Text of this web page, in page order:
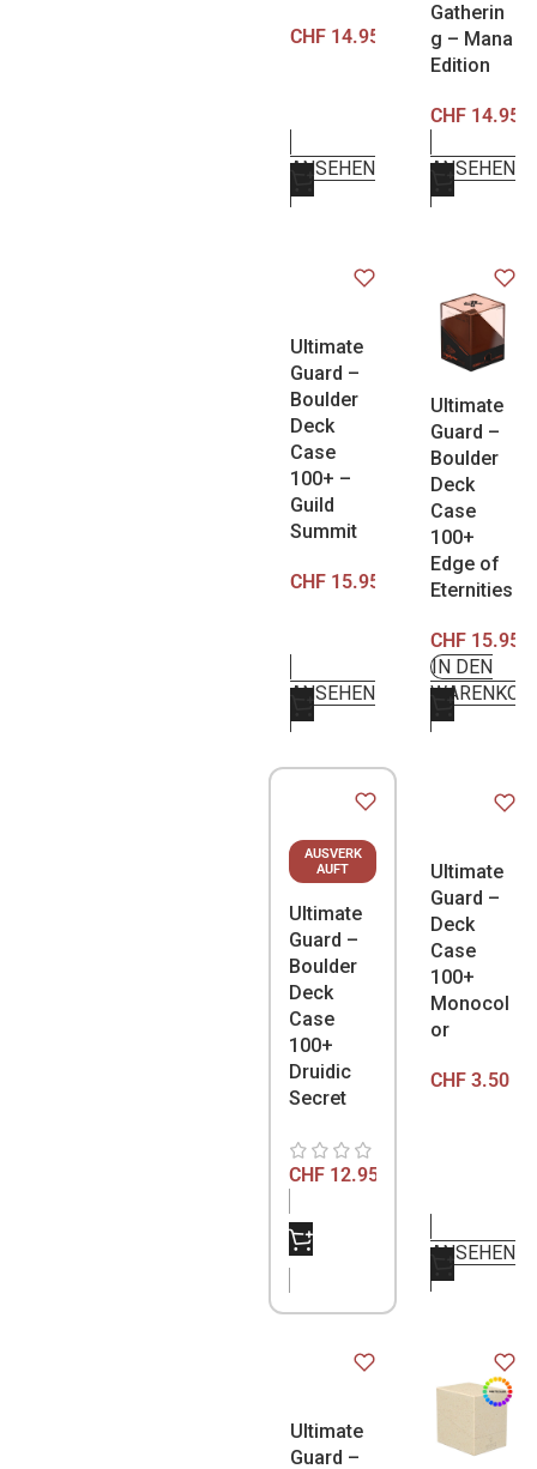
CHF 14.95
ANSEHEN
Gatherin
g – Mana
Edition
CHF 14.95
ANSEHEN
Ultimate
Guard –
Boulder
Deck
Case
100+ –
Guild
Summit
CHF 15.95
ANSEHEN
Ultimate
Guard –
Boulder
Deck
Case
100+
Edge of
Eternities
CHF 15.95
IN DEN
AUSVERK
AUFT
Ultimate
Guard –
Boulder
Deck
Case
100+
Druidic
Secret
CHF 12.95
NICHT
VORRÄTIG
Ultimate
Guard –
Deck
Case
100+
Monocol
or
CHF 3.50
ANSEHEN
Ultimate
Guard –